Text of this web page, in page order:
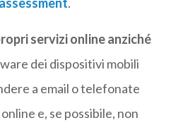
servizi online anziché
dei dispositivi mobili
a email o telefonate
e, se possibile, non